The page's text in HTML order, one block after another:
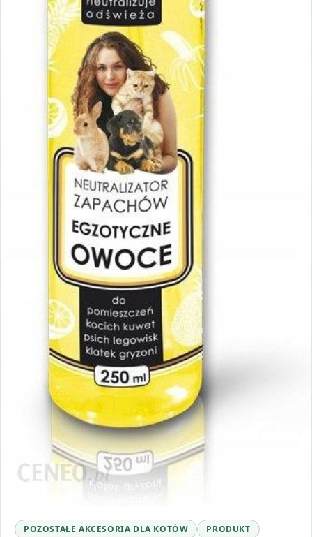
POZOSTAŁE AKCESORIA DLA KOTÓW PRODUKT